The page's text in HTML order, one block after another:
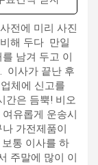
전에 미리 사진
해 두다 ​ 만일
남겨 두고 이
이사가 끝난 후
체에 신고를
간은 듬뿍! 비오
유롭게 운송시
가전제품이
통 이사를 하
주말에 많이 이